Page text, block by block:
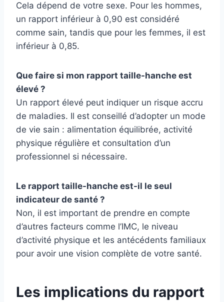
Cela dépend de votre sexe. Pour les hommes,
un rapport inférieur à 0,90 est considéré
comme sain, tandis que pour les femmes, il est
inférieur à 0,85.
Que faire si mon rapport taille-hanche est
élevé ?
Un rapport élevé peut indiquer un risque accru
de maladies. Il est conseillé d’adopter un mode
de vie sain : alimentation équilibrée, activité
physique régulière et consultation d’un
professionnel si nécessaire.
Le rapport taille-hanche est-il le seul
indicateur de santé ?
Non, il est important de prendre en compte
d’autres facteurs comme l’IMC, le niveau
d’activité physique et les antécédents familiaux
pour avoir une vision complète de votre santé.
Les implications du rapport